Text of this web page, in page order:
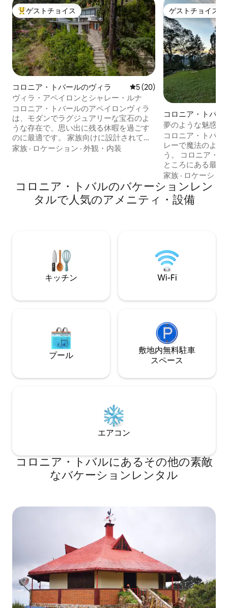
大好評のゲストチョイスです。
ゲストチョイス
コロニア・トバールのヴィラ レビュー20件、5つ星中5つ
5 (20)
ヴィラ・アペイロンとシャレー・ルナ
コロニア・トバールのアペイロンヴィラ
は、モダンでラグジュアリーな宝石のよ
うな存在で、思い出に残る休暇を過ごす
のに最適です。 家族向けに設計されてお
り、現代的なエレガンスと涼しい気候の
マビューをお楽しみください。 Apeiron
の平和を満喫した後は、コロニア・トバ
ールのドイツ建築、美味しい料理、活気
家族 · ロケーション · 外観・内装
ゲストチョイス
ゲストチョイス
コロニア・トバー
夢のような魅惑的
コロニア・トバル
レーで魔法のよう
う。 コロニア・トバルの中心部から2分の
ところにある最も
プライバシー、排
見つけることができます。
イートとそれぞ
用の寝室とバス
家族 · ロケーショ
コロニア・トバルのバケーションレン
タルで人気のアメニティ・設備
キッチン Wi-Fi
プール
敷地内無料駐⁠車
ス⁠ペ⁠ー⁠ス
エアコン
コロニア・トバルにあるその他の素敵
なバケーションレンタル